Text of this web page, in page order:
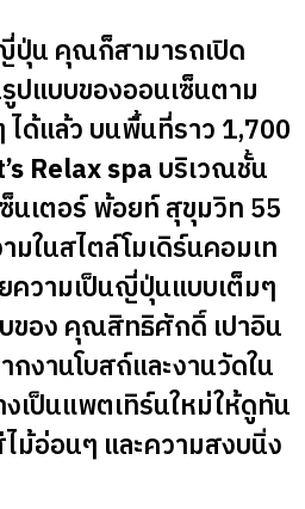
ปุ่น คุณก็สามารถเปิด
ปแบบของออนเซ็นตาม
ด้แล้ว บนพื้นที่ราว 1,700
Relax spaบริเวณชั้น
นเตอร์ พ้อยท์ สุขุมวิท 55
ในสไตล์โมเดิร์นคอมเท
ความเป็นญี่ปุ่นแบบเต็มๆ
ของ คุณสิทธิศักดิ์ เปาอิน
งานโบสถ์และงานวัดใน
เป็นแพตเทิร์นใหม่ให้ดูทัน
ม้อ่อนๆ และความสงบนิ่ง